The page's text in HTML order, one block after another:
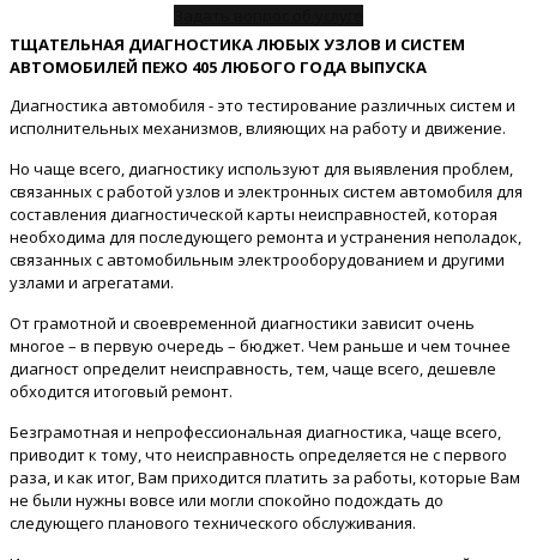
ТЩАТЕЛЬНАЯ ДИАГНОСТИКА ЛЮБЫХ УЗЛОВ И СИСТЕМ
АВТОМОБИЛЕЙ ПЕЖО 405 ЛЮБОГО ГОДА ВЫПУСКА
Диагностика автомобиля - это тестирование различных систем и
исполнительных механизмов, влияющих на работу и движение.
Но чаще всего, диагностику используют для выявления проблем,
связанных с работой узлов и электронных систем автомобиля для
составления диагностической карты неисправностей, которая
необходима для последующего ремонта и устранения неполадок,
связанных с автомобильным электрооборудованием и другими
узлами и агрегатами.
От грамотной и своевременной диагностики зависит очень
многое – в первую очередь – бюджет. Чем раньше и чем точнее
диагност определит неисправность, тем, чаще всего, дешевле
обходится итоговый ремонт.
Безграмотная и непрофессиональная диагностика, чаще всего,
приводит к тому, что неисправность определяется не с первого
раза, и как итог, Вам приходится платить за работы, которые Вам
не были нужны вовсе или могли спокойно подождать до
следующего планового технического обслуживания.